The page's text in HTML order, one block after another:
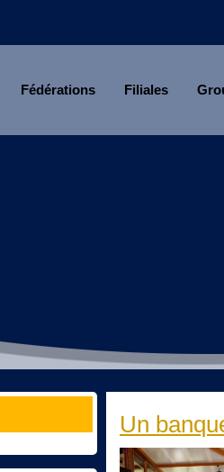
Fédérations Filiales
Un